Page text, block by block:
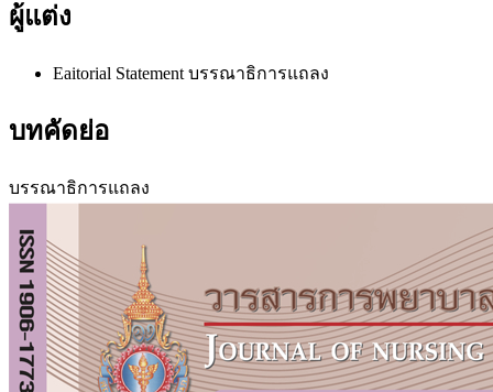
ผู้แต่ง
Eaitorial Statement บรรณาธิการแถลง
บทคัดย่อ
บรรณาธิการแถลง